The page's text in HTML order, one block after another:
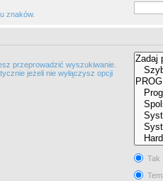
znaków.
przeprowadzić wyszukiwanie.
jeżeli nie wyłączysz opcji
Tak